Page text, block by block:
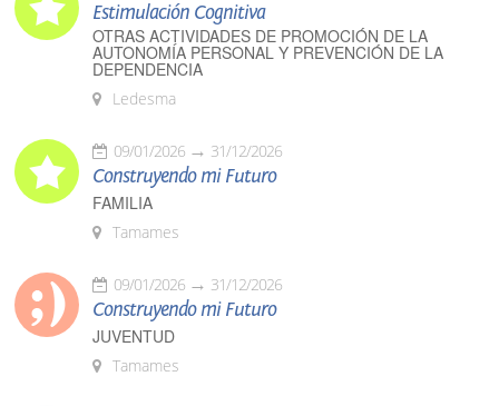
Estimulación Cognitiva
OTRAS ACTIVIDADES DE PROMOCIÓN DE LA
AUTONOMÍA PERSONAL Y PREVENCIÓN DE LA
DEPENDENCIA
Ledesma
09/01/2026 31/12/2026
Construyendo mi Futuro
FAMILIA
Tamames
09/01/2026 31/12/2026
Construyendo mi Futuro
JUVENTUD
Tamames